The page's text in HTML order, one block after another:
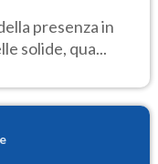
presenza in
solide, qua...